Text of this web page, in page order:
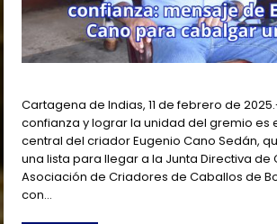
Cartagena de Indias, 11 de febrero de
confianza y lograr la unidad del gremio es
central del criador Eugenio Cano Sedán,
una lista para llegar a la Junta Directiva de
Asociación de Criadores de Caballos de
con…